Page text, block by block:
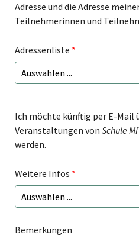
Adresse und die Adresse
Teilnehmerinnen und
Adressenliste *
Ich möchte künftig per E-Mail
Veranstaltungen von Schule
werden.
Weitere Infos *
Bemerkungen